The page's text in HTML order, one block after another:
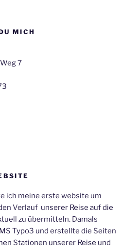
MICH
7
ich meine erste website um
Verlauf unserer Reise auf die
zu übermitteln. Damals
Typo3 und erstellte die Seiten
Stationen unserer Reise und